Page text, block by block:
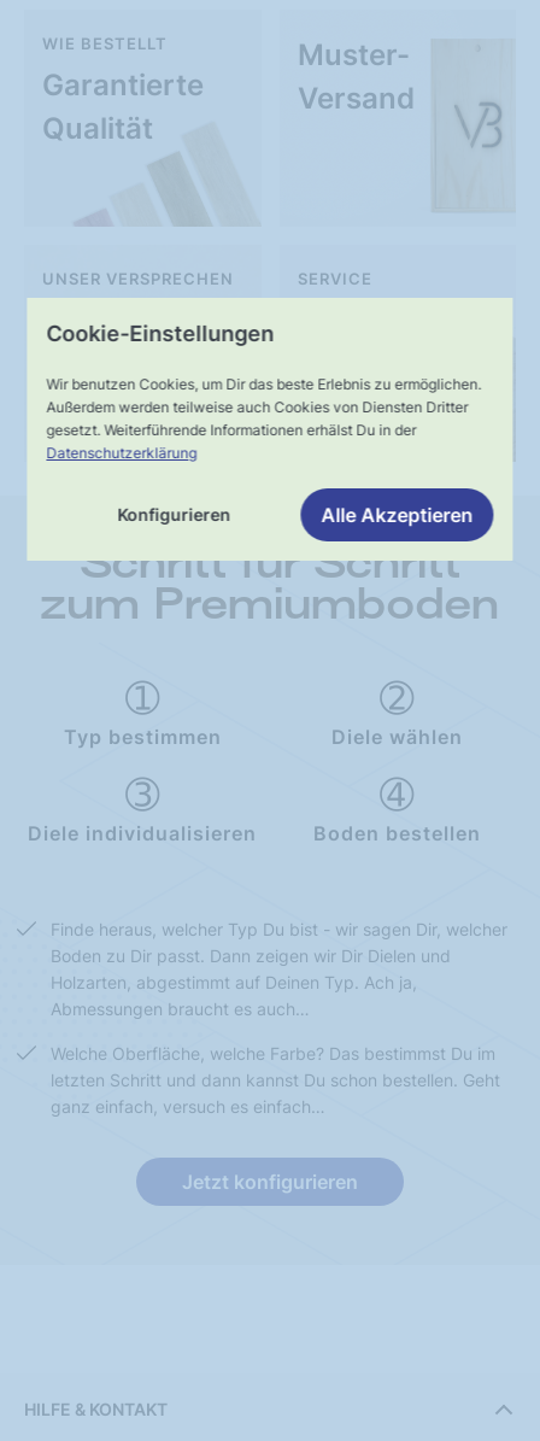
Cookie-Einstellungen
Wir benutzen Cookies, um Dir das beste Erlebnis zu ermöglichen.
Außerdem werden teilweise auch Cookies von Diensten Dritter
gesetzt. Weiterführende Informationen erhälst Du in der
Datenschutzerklärung
Konfigurieren Alle Akzeptieren
Garantierte
Qualität
WIE BESTELLT
Muster-
Versand
Schnelle,
Lieferung
UNSER VERSPRECHEN SERVICE
Schritt für Schritt
zum Premiumboden
Typ bestimmen Diele wählen
Diele individualisieren Boden bestellen
Finde heraus, welcher Typ Du bist - wir sagen Dir, welcher
Boden zu Dir passt. Dann zeigen wir Dir Dielen und
Holzarten, abgestimmt auf Deinen Typ. Ach ja,
Abmessungen braucht es auch…
Welche Oberfläche, welche Farbe? Das bestimmst Du im
letzten Schritt und dann kannst Du schon bestellen. Geht
ganz einfach, versuch es einfach…
Jetzt konfigurieren
HILFE & KONTAKT